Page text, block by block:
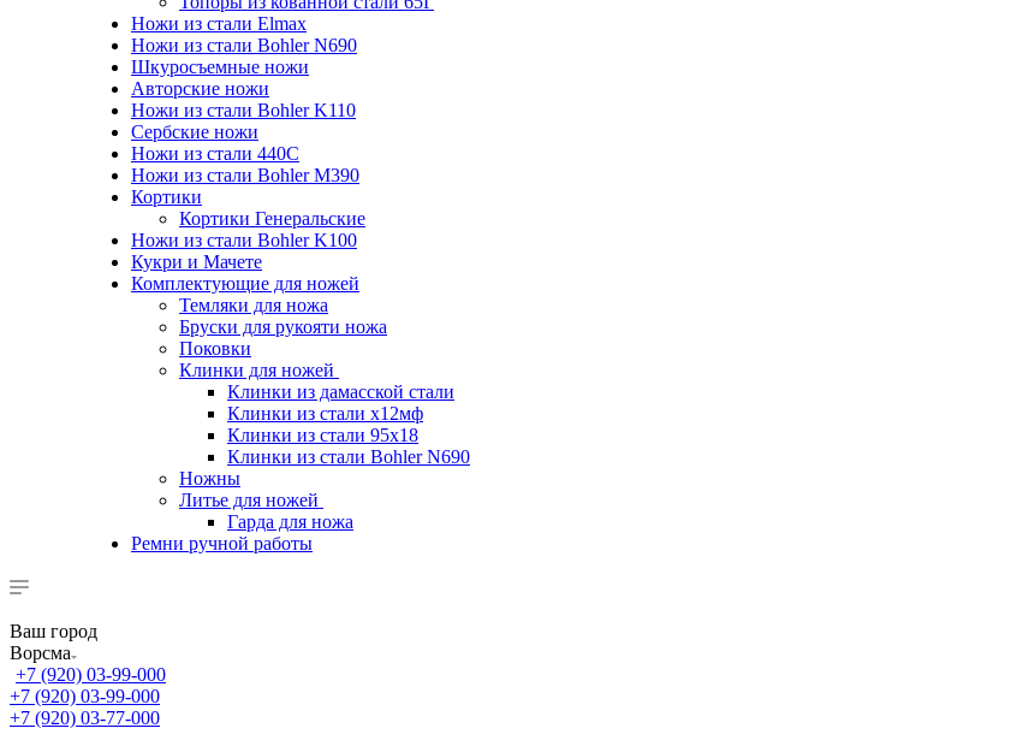
Ножи из стали Elmax
Ножи из стали Bohler N690
Шкуросъемные ножи
Авторские ножи
Ножи из стали Bohler K110
Сербские ножи
Ножи из стали 440С
Ножи из стали Bohler M390
Кортики
Кортики Генеральские
Ножи из стали Bohler K100
Кукри и Мачете
Комплектующие для ножей
Темляки для ножа
Бруски для рукояти ножа
Поковки
Клинки для ножей
Клинки из дамасской стали
Клинки из стали х12мф
Клинки из стали 95х18
Клинки из стали Bohler N690
Ножны
Литье для ножей
Гарда для ножа
Ремни ручной работы
Ваш город
Ворсма
+7 (920) 03-99-000
+7 (920) 03-99-000
+7 (920) 03-77-000